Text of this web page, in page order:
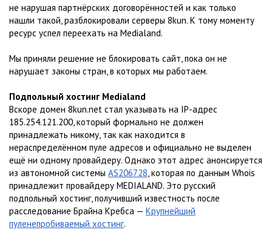
не нарушая партнёрских договорённостей и как только
нашли такой, разблокировали серверы 8kun. К тому моменту
ресурс успел переехать на Medialand.
Мы приняли решение не блокировать сайт, пока он не
нарушает законы стран, в которых мы работаем.
Подпольный хостинг Medialand
Вскоре домен 8kun.net стал указывать на IP-адрес
185.254.121.200, который формально не должен
принадлежать никому, так как находится в
нераспределённом пуле адресов и официально не выделен
ещё ни одному провайдеру. Однако этот адрес анонсируется
из автономной системы AS206728 , которая по данным Whois
принадлежит провайдеру MEDIALAND. Это русский
подпольный хостинг, получивший известность после
расследование Брайна Кребса — Крупнейший
пуленепробиваемый хостинг.